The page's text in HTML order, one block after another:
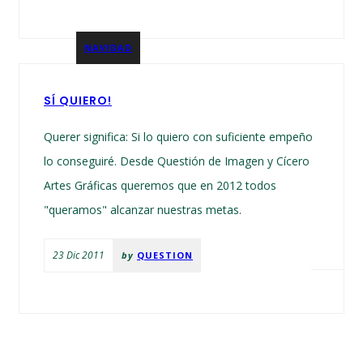
NAVIDAD
SÍ QUIERO!
Querer significa: Si lo quiero con suficiente empeño
lo conseguiré. Desde Questión de Imagen y Cícero
Artes Gráficas queremos que en 2012 todos
"queramos" alcanzar nuestras metas.
23 Dic 2011 by QUESTION